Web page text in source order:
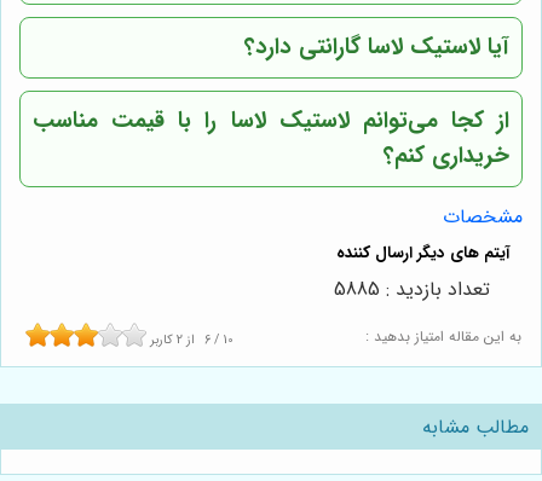
آیا لاستیک لاسا گارانتی دارد؟
از کجا می‌توانم لاستیک لاسا را با قیمت مناسب
خریداری کنم؟
مشخصات
به این مقاله امتیاز بدهید : 6/ 10 از 2کاربر
تعداد بازدید : 5885
مطالب مشابه